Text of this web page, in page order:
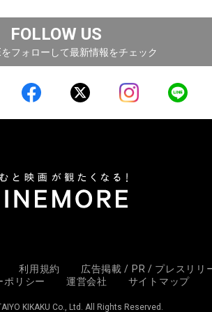
FOLLOW US
をフォローして最新情報をチェック
利用規約
広告掲載 / PR / プレスリリ
ポリシー
運営会社 サイトマップ
KIKAKU Co., Ltd. All Rights Reserved.